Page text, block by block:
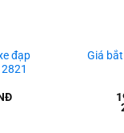
đạp
Giá